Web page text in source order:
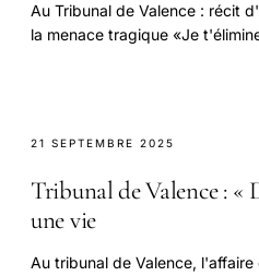
Au Tribunal de Valence : récit
la menace tragique «Je
21 SEPTEMBRE 2025
Tribunal de Valence : «
une vie
Au tribunal de Valence,